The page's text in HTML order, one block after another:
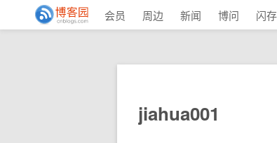
会员 周边 新闻 博问 闪存
jiahua001